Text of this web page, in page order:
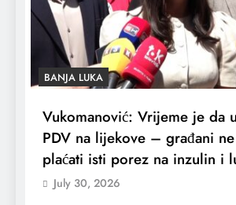
BANJA LUKA
Vukomanović: Vrijeme je da
PDV na lijekove – građani
plaćati isti porez na inzulin i
July 30, 2026